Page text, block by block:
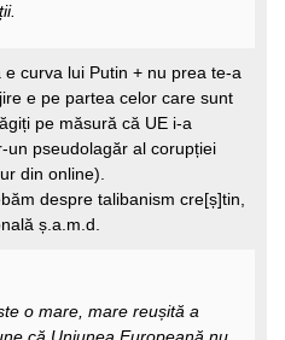
curva lui Putin + nu prea te-a
e pe partea celor care sunt
pe măsură că UE i-a
un pseudolagăr al corupției
din online).
despre talibanism cre[ș]tin,
ș.a.m.d.
o mare, mare reușită a